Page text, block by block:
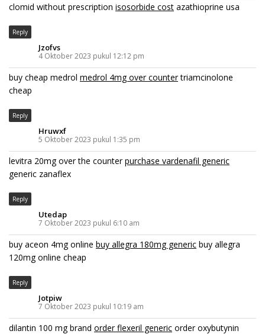
clomid without prescription isosorbide cost azathioprine usa
Reply
Jzofvs
4 Oktober 2023 pukul 12:12 pm
buy cheap medrol medrol 4mg over countertriamcinolone
cheap
Reply
Hruwxf
5 Oktober 2023 pukul 1:35 pm
levitra 20mg over the counterpurchase vardenafil generic
generic zanaflex
Reply
Utedap
7 Oktober 2023 pukul 6:10 am
buy aceon 4mg online buy allegra 180mg generic buy allegra
120mg online cheap
Reply
Jotpiw
7 Oktober 2023 pukul 10:19 am
dilantin 100 mg brand order flexeril generic order oxybutynin